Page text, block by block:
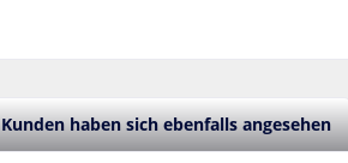
Kunden haben sich ebenfalls angesehen